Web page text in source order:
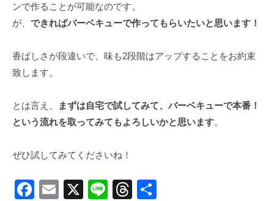
ンで作ることが可能なのです。
が、 できればバーベキューで作ってもらいたいと思います！
香ばしさが段違いで、味も2段階はアップすることをお約束
致します。
とは言え、
まずは自宅で試してみて、バーベキューで本番！
という流れを取ってみてもよろしいかと思います。
ぜひ試してみてくださいね！
F
E
X
Li
T